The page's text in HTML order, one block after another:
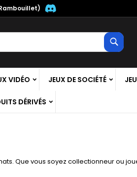
VIDÉO JEUX DE SOCIÉTÉ
DÉRIVÉS
Que vous soyez collectionneur ou
××××
ajouter des produits à votre liste